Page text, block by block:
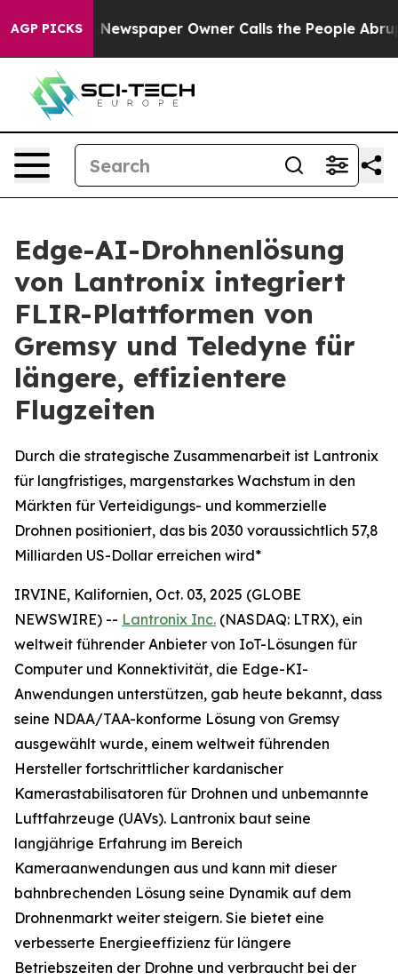
AGP PICKS
Newspaper Owner Calls the People Abruptly Laid
Edge-AI-Drohnenlösung
von Lantronix integriert
FLIR-Plattformen von
Gremsy und Teledyne für
längere, effizientere
Flugzeiten
Durch die strategische Zusammenarbeit ist Lantronix
für langfristiges, margenstarkes Wachstum in den
Märkten für Verteidigungs- und kommerzielle
Drohnen positioniert, das bis 2030 voraussichtlich 57,8
Milliarden US-Dollar erreichen wird*
IRVINE, Kalifornien, Oct. 03, 2025 (GLOBE
NEWSWIRE) -- Lantronix Inc. (NASDAQ: LTRX), ein
weltweit führender Anbieter von IoT-Lösungen für
Computer und Konnektivität, die Edge-KI-
Anwendungen unterstützen, gab heute bekannt, dass
seine NDAA/TAA-konforme Lösung von Gremsy
ausgewählt wurde, einem weltweit führenden
Hersteller fortschrittlicher kardanischer
Kamerastabilisatoren für Drohnen und unbemannte
Luftfahrzeuge (UAVs). Lantronix baut seine
langjährige Erfahrung im Bereich
Kameraanwendungen aus und kann mit dieser
bahnbrechenden Lösung seine Dynamik auf dem
Drohnenmarkt weiter steigern. Sie bietet eine
verbesserte Energieeffizienz für längere
Betriebszeiten der Drohne und verbraucht bei der